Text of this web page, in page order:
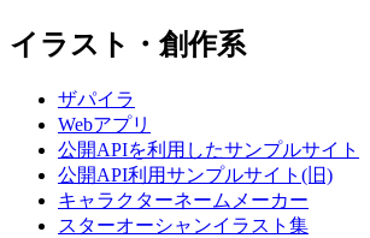
イラスト・創作系
ザパイラ
Webアプリ
公開APIを利用したサンプルサイト
公開API利用サンプルサイト(旧)
キャラクターネームメーカー
スターオーシャンイラスト集